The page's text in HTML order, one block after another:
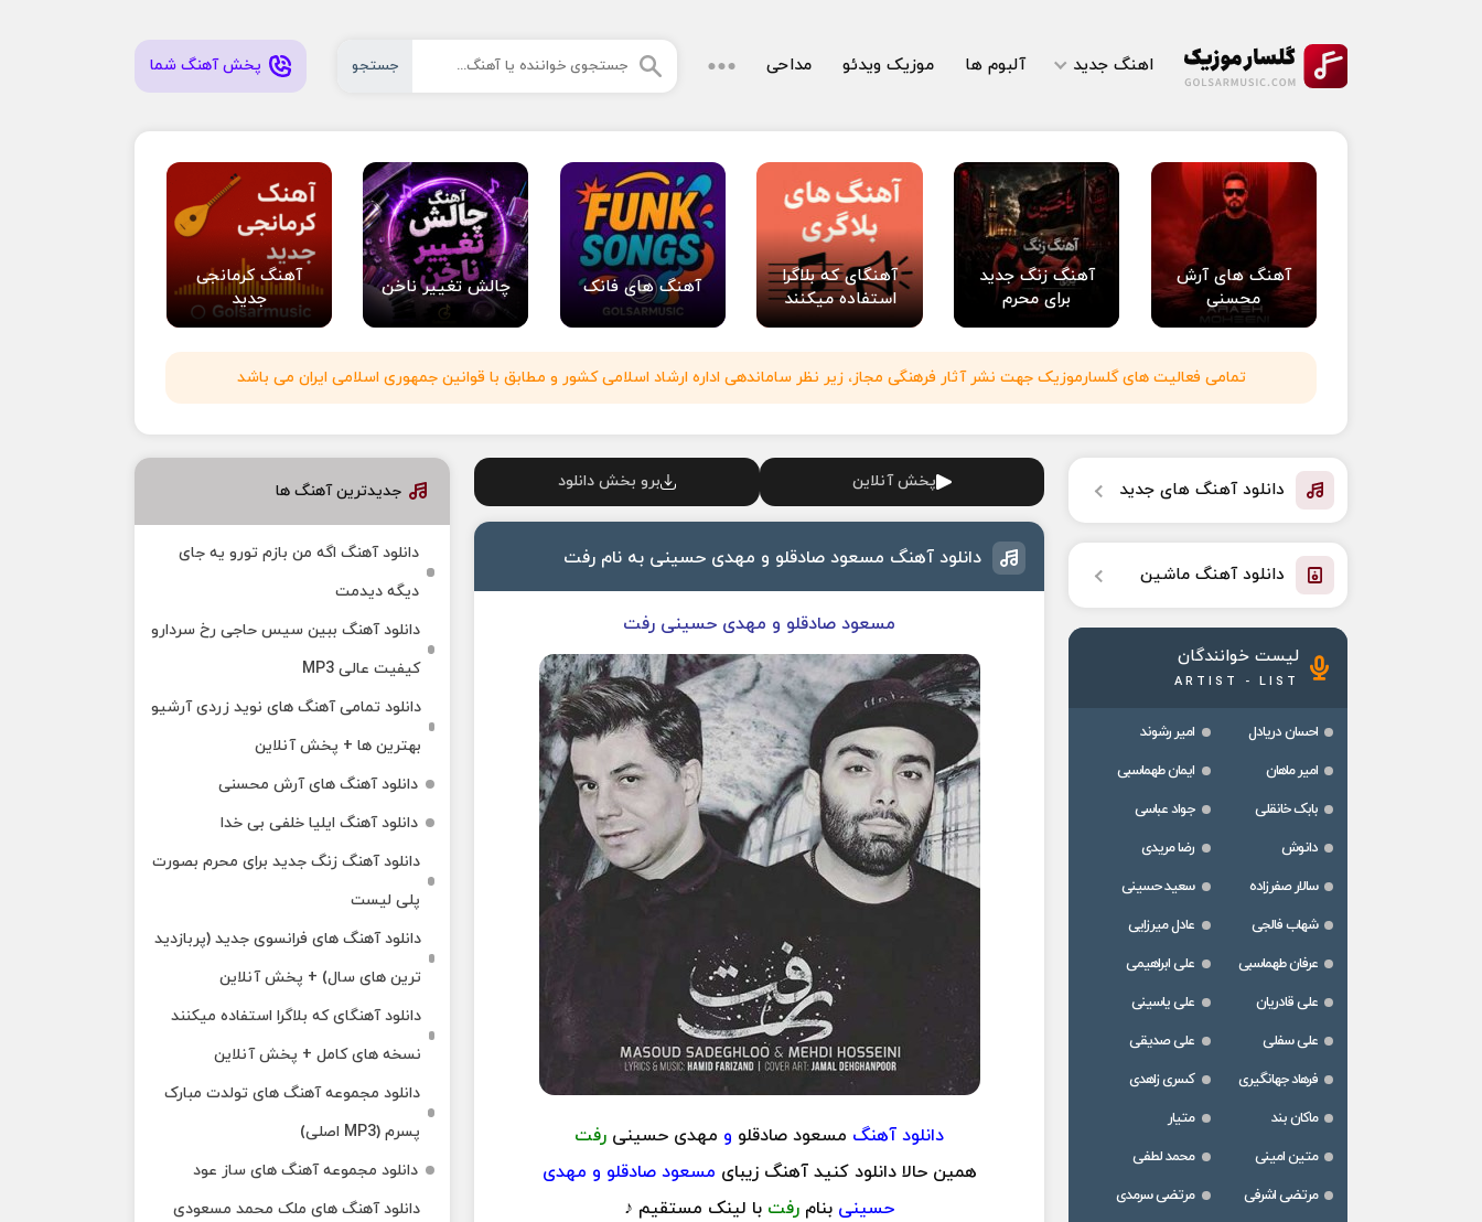
اهنگ جدید آلبوم ها موزیک ویدئو مداحی جستجو پخش آهنگ شما
آهنگ های آرش
محسنی
آهنگ زنگ جدید
برای محرم
آهنگای که بلاگرا
استفاده میکنند
آهنگ های فانک چالش تغییر ناخن
آهنگ کرمانجی
جدید
تمامی فعالیت های گلسارموزیک جهت نشر آثار فرهنگی مجاز، زیر نظر ساماندهی اداره ارشاد اسلامی کشور و مطابق با قوانین جمهوری اسلامی ایران می باشد
پخش آنلاین برو بخش دانلود
دانلود آهنگ مسعود صادقلو و مهدی حسینی به نام رفت
مسعود صادقلو و مهدی حسینی رفت
دانلود آهنگ مسعود صادقلو و مهدی حسینی رفت
همین حالا دانلود کنید آهنگ زیبای مسعود صادقلو و مهدی
حسینی بنام رفت با لینک مستقیم ♪
دانلود آهنگ های جدید
دانلود آهنگ ماشین
لیست خوانندگان
ARTIST - LIST
احسان دریادل
امیر رشوند
امیر ماهان
ایمان طهماسبی
بابک خانقلی
جواد عباسی
دانوش
رضا مریدی
سالار صفرزاده
سعید حسینی
شهاب فالجی
عادل میرزایی
عرفان طهماسبی
علی ابراهیمی
علی قادریان
علی یاسینی
علی سفلی
علی صدیقی
فرهاد جهانگیری
کسری زاهدی
ماکان بند
متیار
متین امینی
محمد لطفی
مرتضی اشرفی
مرتضی سرمدی
جدیدترین آهنگ ها
دانلود آهنگ اگه من بازم تورو یه جای
دیگه دیدمت
دانلود آهنگ ببین سیس حاجی رخ سردارو
کیفیت عالی MP3
دانلود تمامی آهنگ های نوید زردی آرشیو
بهترین ها + پخش آنلاین
دانلود آهنگ های آرش محسنی
دانلود آهنگ ایلیا خلفی بی خدا
دانلود آهنگ زنگ جدید برای محرم بصورت
پلی لیست
دانلود آهنگ های فرانسوی جدید (پربازدید
ترین های سال) + پخش آنلاین
دانلود آهنگای که بلاگرا استفاده میکنند
نسخه های کامل + پخش آنلاین
دانلود مجموعه آهنگ های تولدت مبارک
پسرم (MP3 اصلی)
دانلود مجموعه آهنگ های ساز عود
دانلود آهنگ های ملک‌ محمد مسعودی